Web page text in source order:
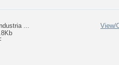
...
View/